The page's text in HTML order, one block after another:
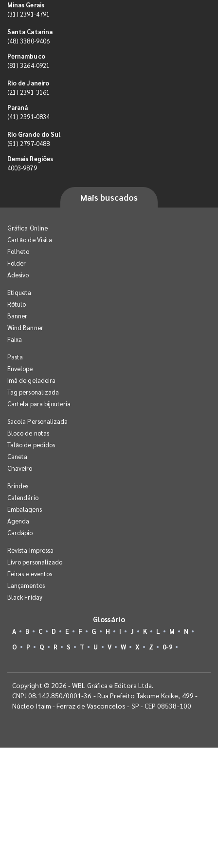
Minas Gerais
(31) 2391-4791
Santa Catarina
(48) 3380-9406
Pernambuco
(81) 3264-0921
Rio de Janeiro
(21) 2391-3161
Paraná
(41) 2391-0834
Rio Grande do Sul
(51) 2797-0488
Demais Regiões
4003-9879
Mais buscados
Gráfica Online
Cartão de Visita
Folheto
Folder
Adesivo
Etiqueta
Rótulo
Banner
Wind Banner
Faixa
Pasta
Envelope
Imã de geladeira
Tag personalizada
Cartela para bijouteria
Sacola Personalizada
Bloco de notas
Talão de pedidos
Caneta
Chaveiro
Brindes
Calendário
Embalagens
Agenda
Cardápio
Revista Impressa
Livro personalizado
Feiras e eventos
Lançamentos
Black Friday
Glossário
A B C D E F G H I J K L M
N
O
P Q R S T U V W X Z 0-9
Copyright © 2026 - WBL Gráfica e Editora Ltda.
CNPJ 08.142.850/0001-36 - Rua Prefeito Takume Koike, 499 -
Núcleo Itaim - Ferraz de Vasconcelos - SP - CEP 08538-100